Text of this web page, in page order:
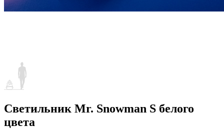
Светильник Mr. Snowman S белого
цвета